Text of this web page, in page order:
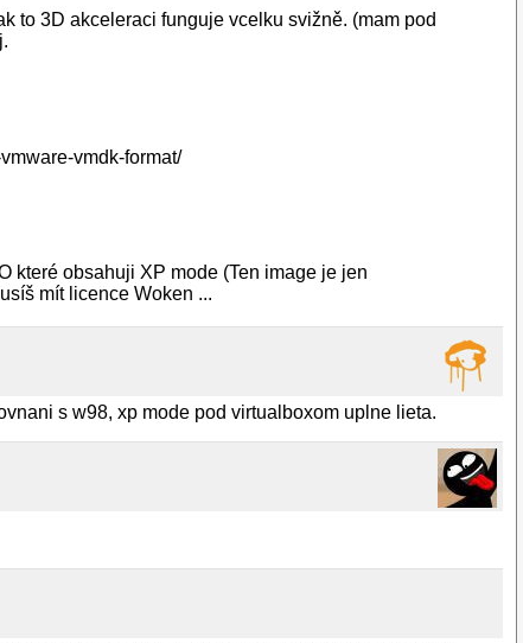
to 3D akceleraci funguje vcelku svižně. (mam pod
vmdk-format/
které obsahuji XP mode (Ten image je jen
mít licence Woken ...
s w98, xp mode pod virtualboxom uplne lieta.